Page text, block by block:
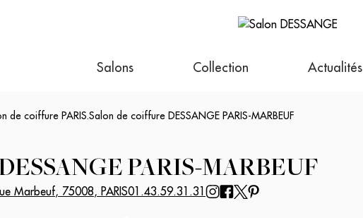
Salons Collection Actualités
de coiffure PARIS.Salon de coiffure DESSANGE PARIS-MARBEUF
PARIS-MARBEUF
Marbeuf, 75008, PARIS01.43.59.31.31